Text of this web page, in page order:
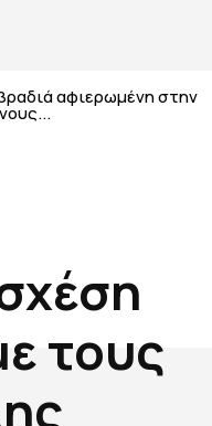
αφιερωμένη στην
τους